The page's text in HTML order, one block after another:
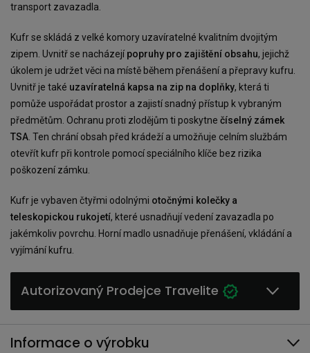
transport zavazadla.
Kufr se skládá z velké komory uzavíratelné kvalitním dvojitým
zipem. Uvnitř se nacházejí popruhy pro zajištění obsahu, jejichž
úkolem je udržet věci na místě během přenášení a přepravy kufru.
Uvnitř je také uzavíratelná kapsa na zip na doplňky, která ti
pomůže uspořádat prostor a zajistí snadný přístup k vybraným
předmětům. Ochranu proti zlodějům ti poskytne číselný zámek
TSA . Ten chrání obsah před krádeží a umožňuje celním službám
otevřít kufr při kontrole pomocí speciálního klíče bez rizika
poškození zámku.
Kufr je vybaven čtyřmi odolnými otočnými kolečky a
teleskopickou rukojetí, které usnadňují vedení zavazadla po
jakémkoliv povrchu. Horní madlo usnadňuje přenášení, vkládání a
vyjímání kufru.
Autorizovaný Prodejce Travelite
Informace o výrobku